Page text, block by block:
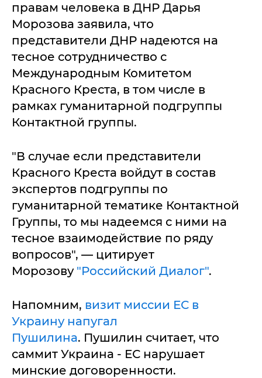
правам человека в ДНР Дарья
Морозова заявила, что
представители ДНР надеются на
тесное сотрудничество с
Международным Комитетом
Красного Креста, в том числе в
рамках гуманитарной подгруппы
Контактной группы.
"В случае если представители
Красного Креста войдут в состав
экспертов подгруппы по
гуманитарной тематике Контактной
Группы, то мы надеемся с ними на
тесное взаимодействие по ряду
вопросов", — цитирует
Морозову "Российский Диалог".
Напомним, визит миссии ЕС в
Украину напугал
Пушилина. Пушилин считает, что
саммит Украина - ЕС нарушает
минские договоренности.